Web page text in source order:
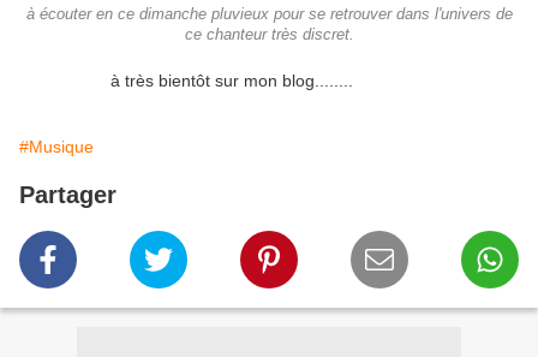
à écouter en ce dimanche pluvieux pour se retrouver dans l'univers de
ce chanteur très discret.
à très bientôt sur mon blog........
#Musique
Partager